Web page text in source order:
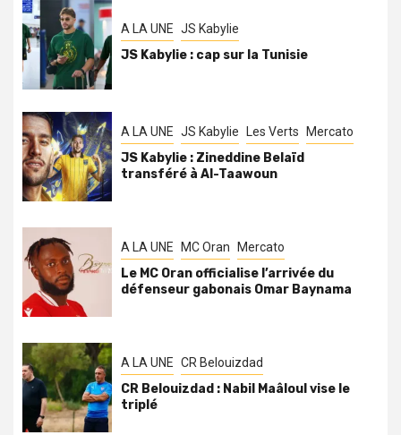
A LA UNE JS Kabylie
JS Kabylie : cap sur la Tunisie
A LA UNE JS Kabylie Les Verts Mercato
JS Kabylie : Zineddine Belaïd
transféré à Al-Taawoun
A LA UNE MC Oran Mercato
Le MC Oran officialise l’arrivée du
défenseur gabonais Omar Baynama
A LA UNE CR Belouizdad
CR Belouizdad : Nabil Maâloul vise le
triplé